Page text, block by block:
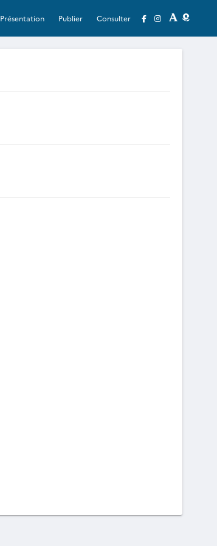
Présentation Publier Consulter